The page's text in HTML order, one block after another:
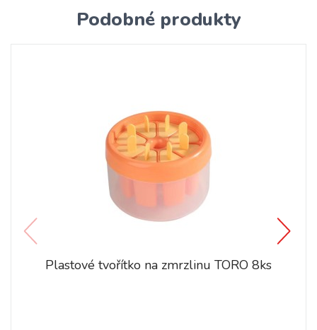
Podobné produkty
Plastové tvořítko na zmrzlinu TORO 8ks